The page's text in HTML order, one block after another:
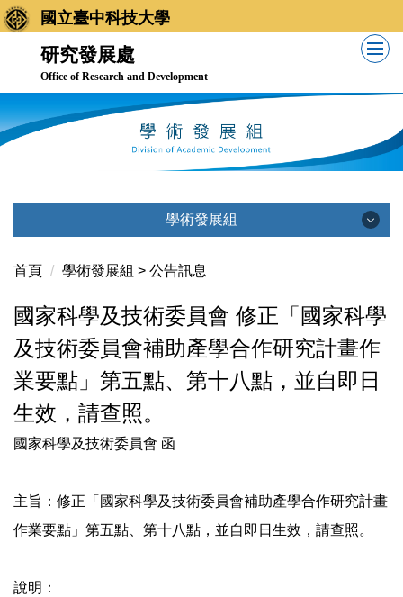
跳
到
容
區
國立臺中科技大學
研究發展處
Office of Research and Development
學術發展組
學術發展組
公告訊息
業務職掌
獎勵與補助
首頁 學術發展組 > 公告訊息
國家科學及技術委員會 修正「國家科學
及技術委員會補助產學合作研究計畫作
業要點」第五點、第十八點，並自即日
生效，請查照。
國家科學及技術委員會 函
主旨：修正「國家科學及技術委員會補助產學合作研究計畫
作業要點」第五點、第十八點，並自即日生效，請查照。
說明：